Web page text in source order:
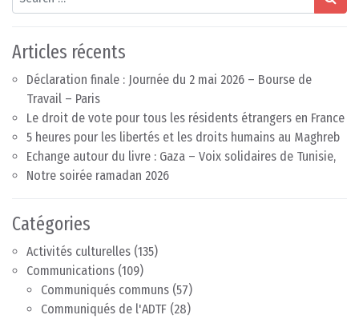
Articles récents
Déclaration finale : Journée du 2 mai 2026 – Bourse de
Travail – Paris
Le droit de vote pour tous les résidents étrangers en France
5 heures pour les libertés et les droits humains au Maghreb
Echange autour du livre : Gaza – Voix solidaires de Tunisie,
Notre soirée ramadan 2026
Catégories
Activités culturelles (135)
Communications (109)
Communiqués communs (57)
Communiqués de l'ADTF (28)